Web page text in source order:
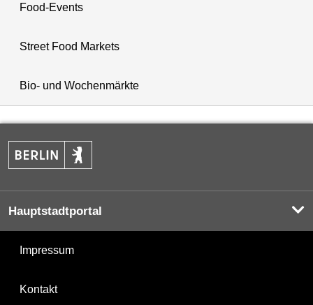
Food-Events
Street Food Markets
Bio- und Wochenmärkte
Hauptstadtportal
Impressum
Kontakt